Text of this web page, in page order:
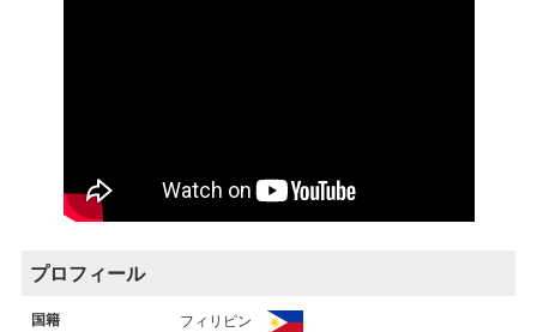
プロフィール
国籍 フィリピン